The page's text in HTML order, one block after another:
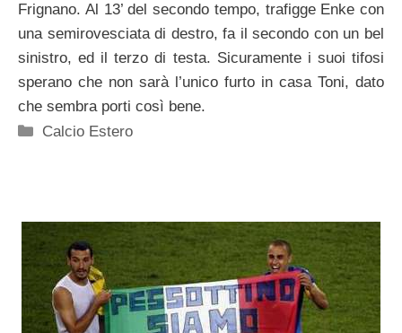
Frignano. Al 13’ del secondo tempo, trafigge Enke con
una semirovesciata di destro, fa il secondo con un bel
sinistro, ed il terzo di testa. Sicuramente i suoi tifosi
sperano che non sarà l’unico furto in casa Toni, dato
che sembra porti così bene.
Categorie
Calcio Estero